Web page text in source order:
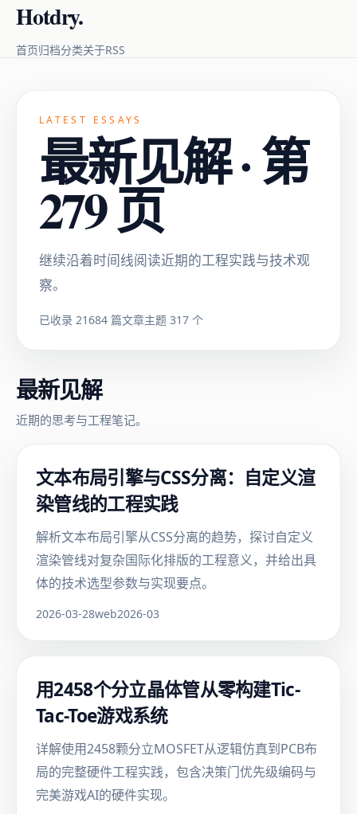
Hotdry.
首页归档分类关于RSS
LATEST ESSAYS
最新见解 · 第
279 页
继续沿着时间线阅读近期的工程实践与技术观
察。
已收录 21684 篇文章主题 317 个
最新见解
近期的思考与工程笔记。
文本布局引擎与CSS分离：自定义渲
染管线的工程实践
解析文本布局引擎从CSS分离的趋势，探讨自定义
渲染管线对复杂国际化排版的工程意义，并给出具
体的技术选型参数与实现要点。
2026-03-28web2026-03
用2458个分立晶体管从零构建Tic-
Tac-Toe游戏系统
详解使用2458颗分立MOSFET从逻辑仿真到PCB布
局的完整硬件工程实践，包含决策门优先级编码与
完美游戏AI的硬件实现。